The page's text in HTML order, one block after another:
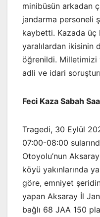
minibüsün arkadan
jandarma personeli
kaybetti. Kazada üç
yaralılardan ikisinin
öğrenildi. Milletimizi
adli ve idari
Feci Kaza Sabah
Tragedi, 30 Eylül
07:00-08:00
Otoyolu’nun
köyü yakınlarında
göre, emniyet
yapan Aksaray İl
bağlı 68 JAA 150